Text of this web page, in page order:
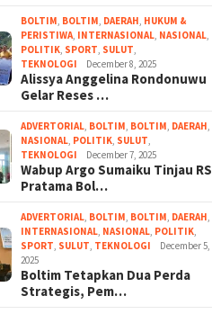
BOLTIM, BOLTIM, DAERAH, HUKUM &
PERISTIWA, INTERNASIONAL, NASIONAL,
POLITIK, SPORT, SULUT,
TEKNOLOGI
December 8, 2025
Alissya Anggelina Rondonuwu
Gelar Reses …
ADVERTORIAL, BOLTIM, BOLTIM, DAERAH,
NASIONAL, POLITIK, SULUT,
TEKNOLOGI
December 7, 2025
Wabup Argo Sumaiku Tinjau RS
Pratama Bol…
ADVERTORIAL, BOLTIM, BOLTIM, DAERAH,
INTERNASIONAL, NASIONAL, POLITIK,
SPORT, SULUT, TEKNOLOGI
December 5,
2025
Boltim Tetapkan Dua Perda
Strategis, Pem…